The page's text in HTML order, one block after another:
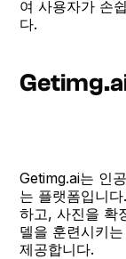
여 사용자가 손
다.
Getimg.ai는 인
는 플랫폼입니
하고, 사진을 확
델을 훈련시키
제공합니다.